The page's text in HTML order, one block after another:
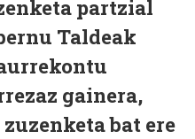
partzial
Taldeak
gainera,
bat ere